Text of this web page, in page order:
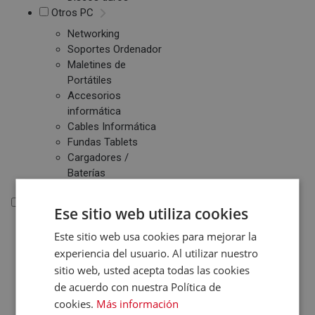
Otros PC
Networking
Soportes Ordenador
Maletines de
Portátiles
Accesorios
informática
Cables Informática
Fundas Tablets
Cargadores /
Baterías
Electrónica
Accesorios Electrónica
Domótica
Consolas
Juegos de Consolas
Ese sitio web utiliza cookies
Este sitio web usa cookies para mejorar la
experiencia del usuario. Al utilizar nuestro
sitio web, usted acepta todas las cookies
de acuerdo con nuestra Política de
cookies. Más información